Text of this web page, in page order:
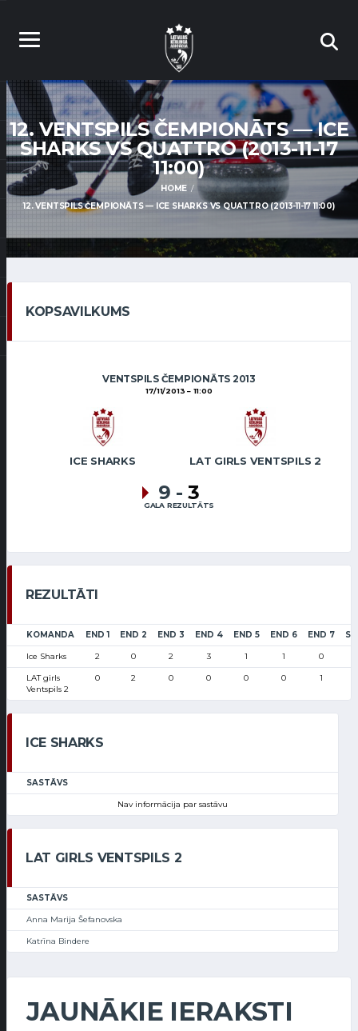
12. VENTSPILS ČEMPIONĀTS — ICE
SHARKS VS QUATTRO (2013-11-17
11:00)
HOME
12. VENTSPILS ČEMPIONĀTS — ICE SHARKS VS QUATTRO (2013-11-17 11:00)
KOPSAVILKUMS
VENTSPILS ČEMPIONĀTS 2013
17/11/2013 11:00
ICE SHARKS LAT GIRLS VENTSPILS 2
9 - 3
GALA REZULTĀTS
REZULTĀTI
KOMANDA END 1 END 2 END 3 END 4 END 5 END 6 END 7
Ice Sharks 2 0 2 3 1 1 0
LAT girls
Ventspils 2
0 2 0 0 0 0 1
ICE SHARKS
SASTĀVS
Nav informācija par sastāvu
LAT GIRLS VENTSPILS 2
SASTĀVS
Anna Marija Šefanovska
Katrīna Bindere
JAUNĀKIE IERAKSTI